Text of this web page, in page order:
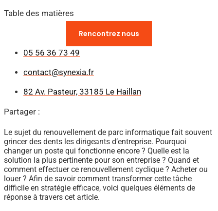
Table des matières
Vous avez des questions ?​
Rencontrez nous
05 56 36 73 49
contact@synexia.fr
82 Av. Pasteur, 33185 Le Haillan
Partager :
Le sujet du renouvellement de parc informatique fait souvent
grincer des dents les dirigeants d’entreprise. Pourquoi
changer un poste qui fonctionne encore ? Quelle est la
solution la plus pertinente pour son entreprise ? Quand et
comment effectuer ce renouvellement cyclique ? Acheter ou
louer ? Afin de savoir comment transformer cette tâche
difficile en stratégie efficace, voici quelques éléments de
réponse à travers cet article.